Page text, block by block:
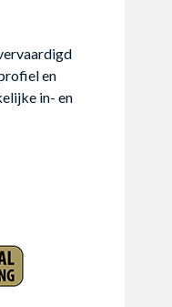
en
in- en